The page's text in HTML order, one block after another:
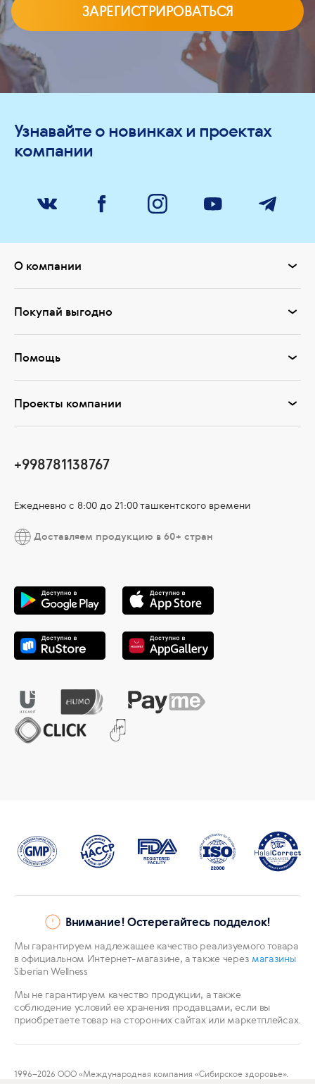
ЗАРЕГИСТРИРОВАТЬСЯ
Узнавайте о новинках и проектах
компании
О компании
Покупай выгодно
Помощь
Проекты компании
+998781138767
Ежедневно с 8:00 до 21:00 ташкентского времени
Доставляем продукцию в 60+ стран
Внимание! Остерегайтесь подделок!
Мы гарантируем надлежащее качество реализуемого товара
в официальном Интернет-магазине, а также через магазины
Siberian Wellness
Мы не гарантируем качество продукции, а также
соблюдение условий ее хранения продавцами, если вы
приобретаете товар на сторонних сайтах или маркетплейсах.
1996–2026 ООО «Международная компания «Сибирское здоровье».